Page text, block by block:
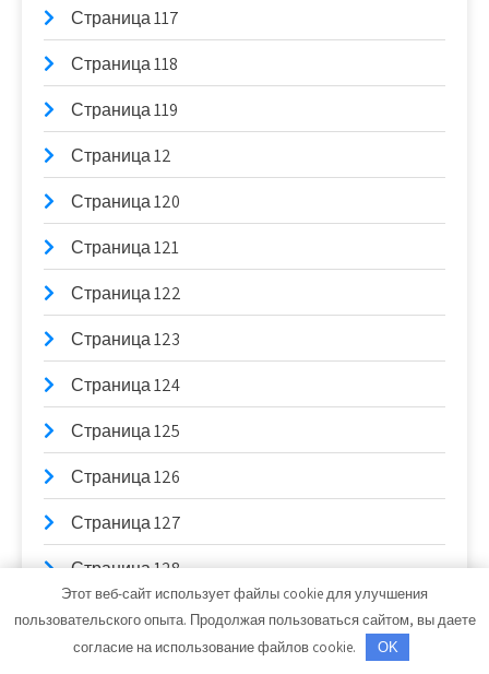
Страница 117
Страница 118
Страница 119
Страница 12
Страница 120
Страница 121
Страница 122
Страница 123
Страница 124
Страница 125
Страница 126
Страница 127
Страница 128
Страница 129
Этот веб-сайт использует файлы cookie для улучшения
пользовательского опыта. Продолжая пользоваться сайтом, вы даете
согласие на использование файлов cookie.
OK